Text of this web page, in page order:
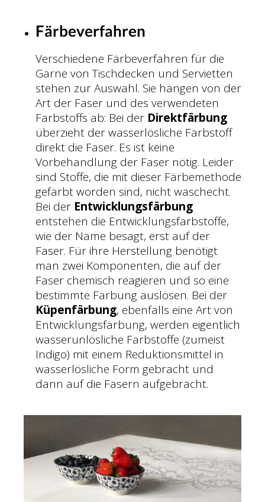
Färbeverfahren
Verschiedene Färbeverfahren für die
Garne von Tischdecken und Servietten
stehen zur Auswahl. Sie hängen von der
Art der Faser und des verwendeten
Farbstoffs ab: Bei der Direktfärbung
überzieht der wasserlösliche Farbstoff
direkt die Faser. Es ist keine
Vorbehandlung der Faser nötig. Leider
sind Stoffe, die mit dieser Färbemethode
gefärbt worden sind, nicht waschecht.
Bei der Entwicklungsfärbung
entstehen die Entwicklungsfarbstoffe,
wie der Name besagt, erst auf der
Faser. Für ihre Herstellung benötigt
man zwei Komponenten, die auf der
Faser chemisch reagieren und so eine
bestimmte Färbung auslösen. Bei der
Küpenfärbung, ebenfalls eine Art von
Entwicklungsfärbung, werden eigentlich
wasserunlösliche Farbstoffe (zumeist
Indigo) mit einem Reduktionsmittel in
wasserlösliche Form gebracht und
dann auf die Fasern aufgebracht.